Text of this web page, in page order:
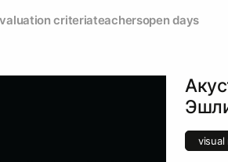
criteriateachersopen days
visual